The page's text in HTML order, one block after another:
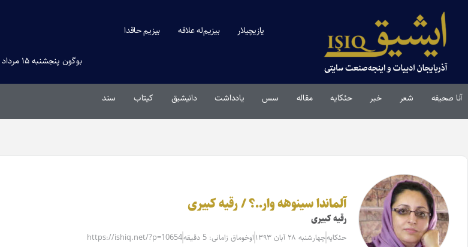
یازیچیلار بیزیم‌له علاقه بیزیم حاقدا
بوگون پنجشنبه ۱۵ مرداد ۱۴۰۵
آنا صحیفه شعر خبر حئکایه مقاله‌ سس یادداشت دانیشیق کیتاب سند
آلماندا سینوهه وار..؟ / رقیه کبیری
رقیه کبیری
حئکایهچهارشنبه ۲۸ آبان ۱۳۹۳ اوخوماق زامانی: 5 دقیقه https://ishiq.net/?p=10654